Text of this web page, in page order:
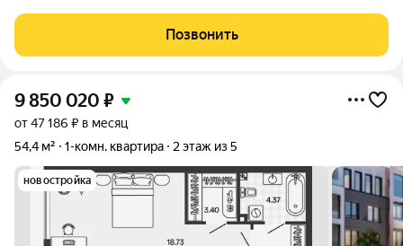
Виды на озеро и природу благодаря панорамному остеклению.
Продуманная
Позвонить
9 850 020 ₽
от 47 186 ₽ в месяц
54,4 м²
1-комн. квартира 2 этаж из 5
новостройка